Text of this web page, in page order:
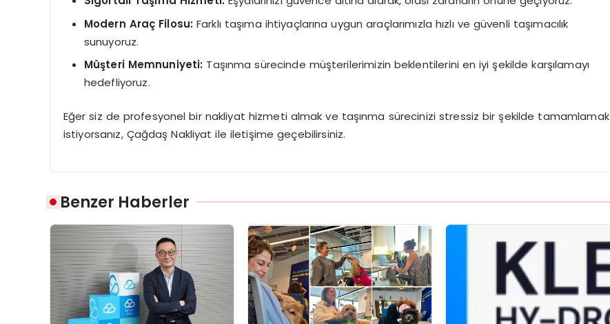
Modern Araç Filosu: Farklı taşıma ihtiyaçlarına uygun araçlarımızla hızlı ve güvenli taşımacılık
sunuyoruz.
Müşteri Memnuniyeti: Taşınma sürecinde müşterilerimizin beklentilerini en iyi şekilde karşılamayı
hedefliyoruz.
Eğer siz de profesyonel bir nakliyat hizmeti almak ve taşınma sürecinizi stressiz bir şekilde tamamlamak
istiyorsanız, Çağdaş Nakliyat ile iletişime geçebilirsiniz.
Benzer Haberler